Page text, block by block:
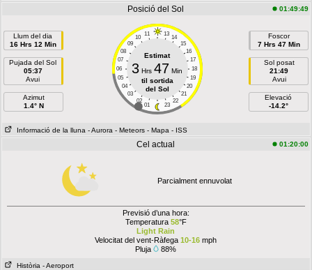
Posició del Sol 01:49:49
Llum del dia
16 Hrs 12 Min
Pujada del Sol
05:37
Avui
Azimut
1.4° N
11 13
10
14
09
15
08
16
07
17
06
18
05
19
04
20
03
21
02
22
01 23
Estimat
3 Hrs47 Min
til sortida
del Sol
Foscor
7 Hrs 47 Min
Sol posat
21:49
Avui
Elevació
-14.2°
Informació de la lluna - Aurora - Meteors - Mapa - ISS
Cel actual 01:20:00
Parcialment ennuvolat
Previsió d’una hora:
Temperatura 58°F
Light Rain
Velocitat del vent-Ràfega 10-16 mph
Pluja
88%
Història - Aeroport